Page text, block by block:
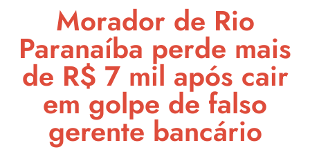
Morador de Rio
Paranaíba perde mais
de R$ 7 mil após cair
em golpe de falso
gerente bancário